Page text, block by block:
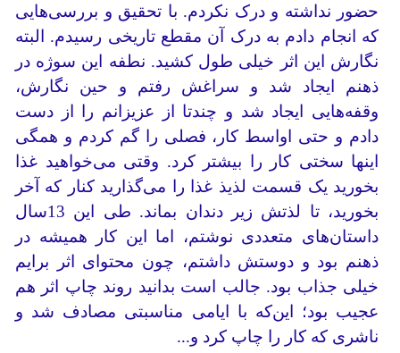
حضور نداشته و درک نکردم. با تحقیق و بررسی‌هایی
که انجام دادم به درک آن مقطع تاریخی رسیدم. البته
نگارش این اثر خیلی طول کشید. نطفه این سوژه در
ذهنم ایجاد شد و سراغش رفتم و حین نگارش،
وقفه‌هایی ایجاد شد و چندتا از عزیزانم را از دست
دادم و حتی اواسط کار، فصلی را گم کردم و همگی
اینها سختی کار را بیشتر کرد. وقتی می‌خواهید غذا
بخورید یک قسمت لذیذ غذا را می‌گذارید کنار که آخر
بخورید، تا لذتش زیر دندان بماند. طی این 13سال
داستان‌های متعددی نوشتم، اما این کار همیشه در
ذهنم بود و دوستش داشتم، چون محتوای اثر برایم
خیلی جذاب بود. جالب است بدانید روند چاپ اثر هم
عجیب بود؛ این‌که با ایامی مناسبتی مصادف شد و
ناشری که کار را چاپ کرد و...